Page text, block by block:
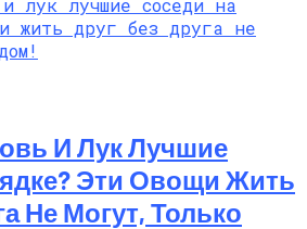
И Лук Лучшие
Эти Овощи Жить
Не Могут, Только